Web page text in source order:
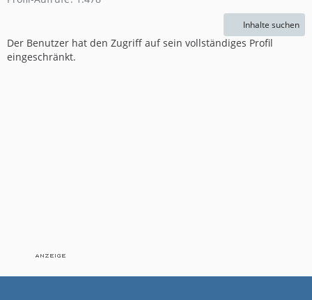
Inhalte suchen
Der Benutzer hat den Zugriff auf sein vollständiges Profil
eingeschränkt.